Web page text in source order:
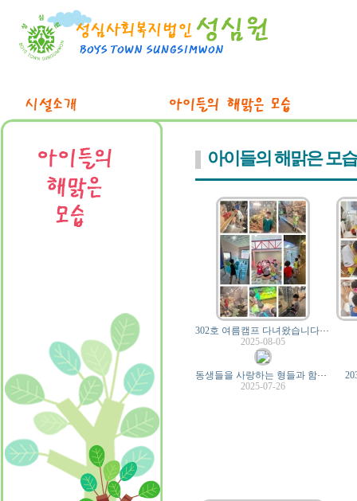
아이들의 해맑은 모습
3
02호 여름캠프 다녀왔습니다-가평, 여주
2025-08-05
동
생들을 사랑하는 형들과 함께
2025-07-26